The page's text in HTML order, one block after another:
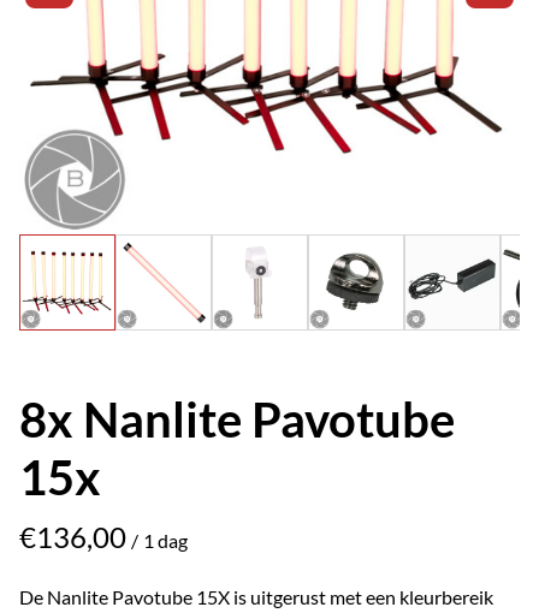
8x Nanlite Pavotube
15x
/
De Nanlite Pavotube 15X is uitgerust met een kleurbereik